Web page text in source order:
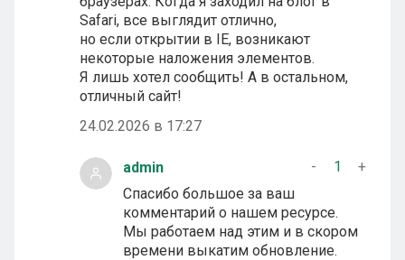
Safari, все выглядит отлично,
но если открытии в IE, возникают
некоторые наложения элементов.
Я лишь хотел сообщить! А в остальном,
отличный сайт!
24.02.2026 в 17:27
admin - 1
+
Спасибо большое за ваш
комментарий о нашем ресурсе.
Мы работаем над этим и в скором
времени выкатим обновление.